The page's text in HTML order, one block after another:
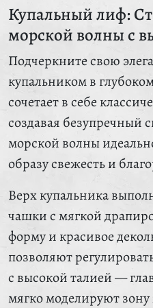
Купальный лиф:
морской волны с
Подчеркните свою
купальником в
сочетает в себе
создавая
морской волны
образу свежесть и
Верх купальника
чашки с мягкой
форму и красивое
позволяют
с высокой талией —
мягко моделируют